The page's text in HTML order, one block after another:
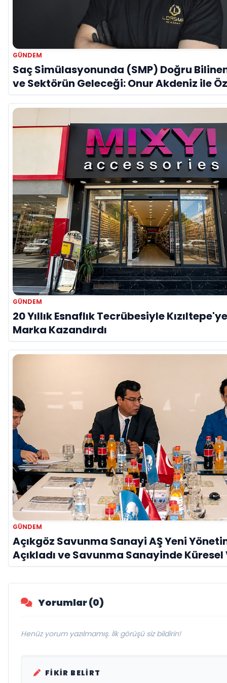
GÜNDEM
Saç Simülasyonunda (SMP) Doğru
ve Sektörün Geleceği: Onur Akdeniz ile
GÜNDEM
20 Yıllık Esnaflık Tecrübesiyle
Marka Kazandırdı
GÜNDEM
Açıkgöz Savunma Sanayi AŞ Yeni
Açıkladı ve Savunma Sanayinde
Vurgusu
Yorumlar (0)
Henüz yorum yazılmamış. İlk görüşü siz bildirin!
FIKIR BELIRT